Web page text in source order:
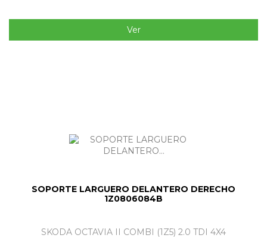
Ver
SOPORTE LARGUERO DELANTERO DERECHO
1Z0806084B
SKODA OCTAVIA II COMBI (1Z5) 2.0 TDI 4X4